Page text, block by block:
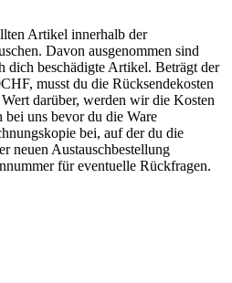
Artikel innerhalb der
Davon ausgenommen sind
dich beschädigte Artikel. Beträgt der
musst du die Rücksendekosten
darüber, werden wir die Kosten
uns bevor du die Ware
bei, auf der du die
neuen Austauschbestellung
für eventuelle Rückfragen.